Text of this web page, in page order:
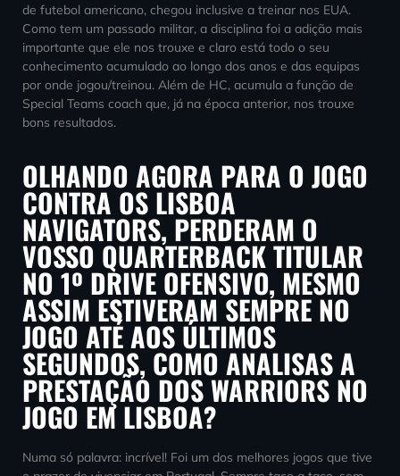
de futebol americano, chegou inclusive a treinar nos EUA.
Como tem um passado militar, a disciplina foi a adição mais
importante que ele nos trouxe e claro está todo o seu
conhecimento acumulado ao longo dos anos e das equipas
por onde jogou/treinou. Além de HC, acumula a função de
Special Teams coach que, já na época anterior, nos trouxe
bons resultados.
OLHANDO AGORA PARA O JOGO
CONTRA OS LISBOA
NAVIGATORS, PERDERAM O
VOSSO QUARTERBACK TITULAR
NO 1º DRIVE OFENSIVO, MESMO
ASSIM ESTIVERAM SEMPRE NO
JOGO ATÉ AOS ÚLTIMOS
SEGUNDOS, COMO ANALISAS A
PRESTAÇÃO DOS WARRIORS NO
JOGO EM LISBOA?
Numa só palavra: incrível! Foi um dos melhores jogos que tive